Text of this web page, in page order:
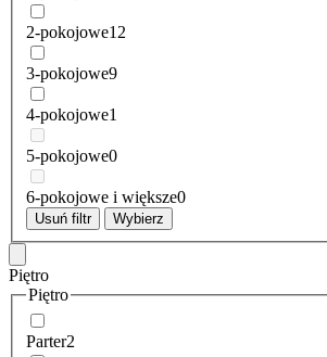
2-pokojowe12
3-pokojowe9
4-pokojowe1
5-pokojowe0
6-pokojowe i większe0
Usuń filtr Wybierz
Piętro
Piętro
Parter2